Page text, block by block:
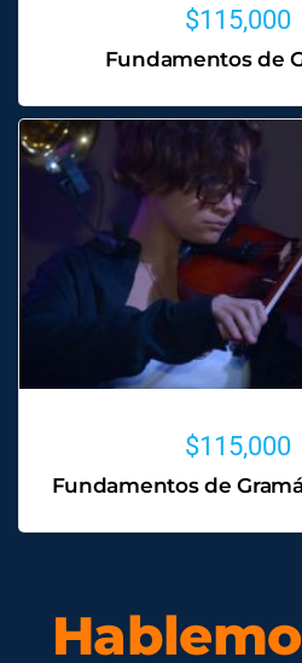
$115,000
Fundamentos de
$115,000
Fundamentos de